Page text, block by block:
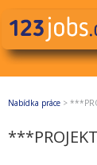
Nabídka práce >